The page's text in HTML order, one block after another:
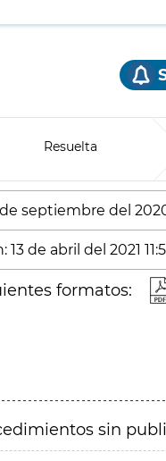
Resuelta
septiembre del 2020
de abril del 2021
formatos:
sin